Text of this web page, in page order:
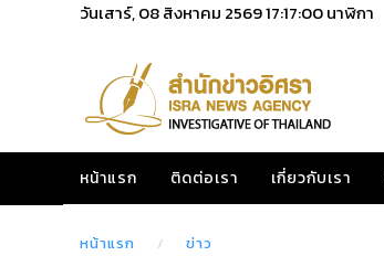
วันเสาร์, 08 สิงหาคม 256917:17:03นาฬิกา
หน้าแรก ติดต่อเรา เกี่ยวกับเรา
หน้าแรก ข่าว